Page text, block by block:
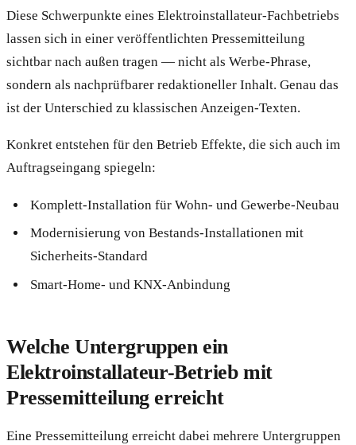
Diese Schwerpunkte eines Elektroinstallateur-Fachbetriebs
lassen sich in einer veröffentlichten Pressemitteilung
sichtbar nach außen tragen — nicht als Werbe-Phrase,
sondern als nachprüfbarer redaktioneller Inhalt. Genau das
ist der Unterschied zu klassischen Anzeigen-Texten.
Konkret entstehen für den Betrieb Effekte, die sich auch im
Auftragseingang spiegeln:
Komplett-Installation für Wohn- und Gewerbe-Neubau
Modernisierung von Bestands-Installationen mit
Sicherheits-Standard
Smart-Home- und KNX-Anbindung
Welche Untergruppen ein
Elektroinstallateur-Betrieb mit
Pressemitteilung erreicht
Eine Pressemitteilung erreicht dabei mehrere Untergruppen